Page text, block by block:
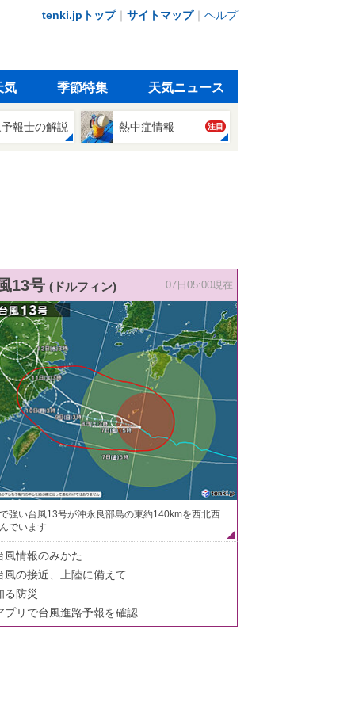
tenki.jpトップ｜ サイトマップ｜ ヘルプ
気 季節特集 天気ニュース
報士の解説 熱中症情報 注目
13号 (ドルフィン) 07日05:00現在
強い台風13号が沖永良部島の東約140kmを西北西
でいます
風情報のみかた
風の接近、上陸に備えて
る防災
プリで台風進路予報を確認